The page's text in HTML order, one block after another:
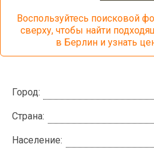
Воспользуйтесь поисковой
сверху, чтобы найти
в Берлин и узнать
Город:
Страна:
Население: